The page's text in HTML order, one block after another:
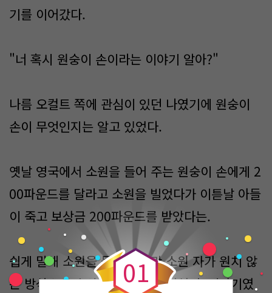
기를 이어갔다.​
"너 혹시 원숭이 손이라는 이야기 알아?"​
나름 오컬트 쪽에 관심이 있던 나였기에 원숭이
손이 무엇인지는 알고 있었다.
옛날 영국에서 소원을 들어 주는 원숭이 손에게 2
00파운드를 달라고 소원을 빌었다가 이튿날 아들
이 죽고 보상금 200파운드를 받았다는.
쉽게 말해 소원을 들어 주지만 소원 자가 원치 않
는 방식으로 소원을 들어 주는 전설 속 이야기였
0
0
1